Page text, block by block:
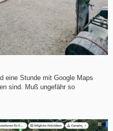
eine Stunde mit Google Maps
sind. Muß ungefähr so